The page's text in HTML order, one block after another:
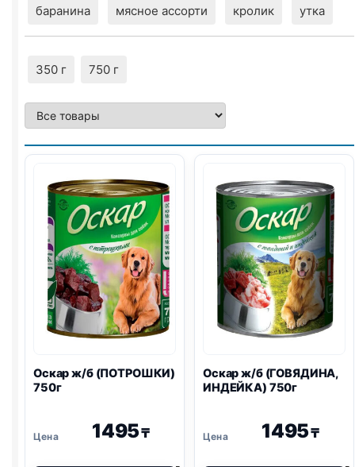
баранина мясное ассорти кролик утка
350 г 750 г
Оскар ж/б (ПОТРОШКИ)
750г
1495₸
Оскар ж/б (ГОВЯДИНА,
ИНДЕЙКА) 750г
1495₸